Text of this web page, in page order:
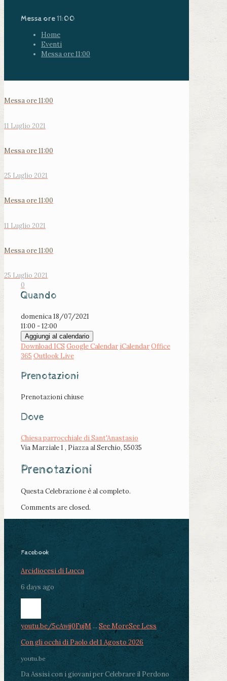
Messa ore 11:00
Home
Eventi
Messa ore 11:00
Messa ore 11:00
11 Luglio 2021
Messa ore 11:00
25 Luglio 2021
Messa ore 11:00
11 Luglio 2021
Messa ore 11:00
25 Luglio 2021
0
Quando
domenica 18/07/2021
11:00 - 12:00
Aggiungi al calendario
Download ICS Google Calendar iCalendarOffice
365 Outlook Live
Prenotazioni
Prenotazioni chiuse
Dove
Chiesa parrocchiale di Sant'Anastasio
Via Marziale 1 , Piazza al Serchio, 55035
Prenotazioni
Questa Celebrazione è al completo.
Comments are closed.
Facebook
Arcidiocesi di Lucca
6 days ago
youtu.be/5cAwjj0FujM ... See MoreSee Less
Con gli occhi di Paolo del 1 Agosto 2026
youtu.be
Da Assisi con i giovani per Celebrare il Perdono